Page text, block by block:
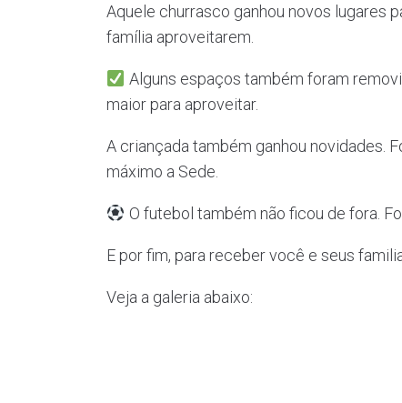
Aquele churrasco ganhou novos lugares
família aproveitarem.
Alguns espaços também foram
maior para aproveitar.
A criançada também ganhou novidades.
máximo a Sede.
O futebol também não ficou de fora.
E por fim, para receber você e seus
Veja a galeria abaixo: